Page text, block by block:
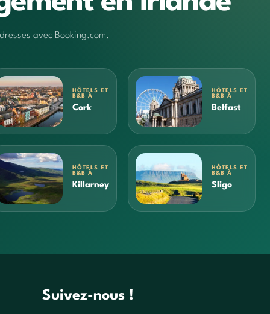
avec Booking.com.
HÔTELS ET
B&B À
Cork
HÔTELS ET
B&B À
Belfast
HÔTELS ET
B&B À
Killarney
HÔTELS ET
B&B À
Sligo
Suivez-nous !